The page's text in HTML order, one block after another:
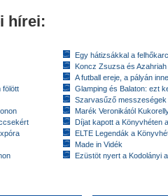
hírei:
fölött
Egy hátizsákkal a
Koncz Zsuzsa és
A futball ereje, a pályán
Glamping és Balaton: ezt
Szarvasűző messzeségek
Marék Veronikától
Díjat kapott a Könyvhéten
ELTE Legendák a
Made in Vidék
Ezüstöt nyert a Kodolányi